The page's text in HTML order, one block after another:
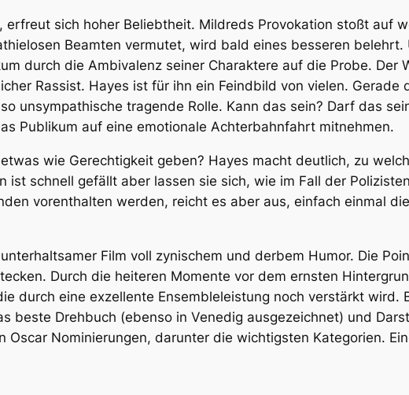
sich hoher Beliebtheit. Mildreds Provokation stoßt auf
Beamten vermutet, wird bald eines besseren belehrt.
durch die Ambivalenz seiner Charaktere auf die Probe. Der
Rassist. Hayes ist für ihn ein Feindbild von vielen. Gerade
unsympathische tragende Rolle. Kann das sein? Darf das
Publikum auf eine emotionale Achterbahnfahrt mitnehmen.
wie Gerechtigkeit geben? Hayes macht deutlich, zu
schnell gefällt aber lassen sie sich, wie im Fall der
vorenthalten werden, reicht es aber aus, einfach einmal
unterhaltsamer Film voll zynischem und derbem Humor. Die
Durch die heiteren Momente vor dem ernsten
durch eine exzellente Ensembleleistung noch verstärkt wird.
beste Drehbuch (ebenso in Venedig ausgezeichnet) und
Oscar Nominierungen, darunter die wichtigsten Kategorien.